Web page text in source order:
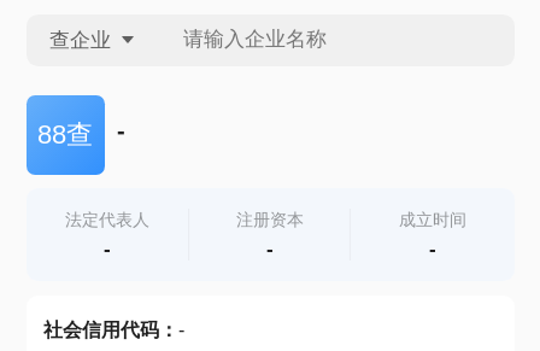
查企业
查企业
查产地
88查 -
法定代表人
-
注册资本
-
成立时间
-
社会信用代码： -